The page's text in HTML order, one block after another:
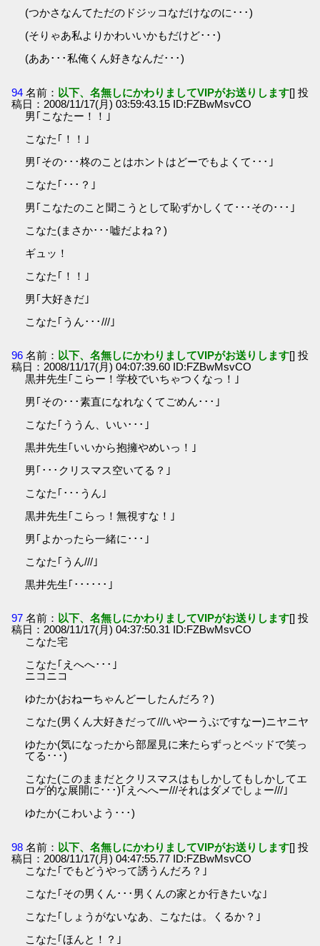
(つかさなんてただのドジッコなだけなのに･･･)
(そりゃあ私よりかわいいかもだけど･･･)
(ああ･･･私俺くん好きなんだ･･･)
94 名前： 以下、名無しにかわりましてVIPがお送りします[] 投
稿日：2008/11/17(月) 03:59:43.15 ID:FZBwMsvCO
男｢こなたー！！｣
こなた｢！！｣
男｢その･･･柊のことはホントはどーでもよくて･･･｣
こなた｢･･･？｣
男｢こなたのこと聞こうとして恥ずかしくて･･･その･･･｣
こなた(まさか･･･嘘だよね？)
ギュッ！
こなた｢！！｣
男｢大好きだ｣
こなた｢うん･･･///｣
96 名前： 以下、名無しにかわりましてVIPがお送りします[] 投
稿日：2008/11/17(月) 04:07:39.60 ID:FZBwMsvCO
黒井先生｢こらー！学校でいちゃつくなっ！｣
男｢その･･･素直になれなくてごめん･･･｣
こなた｢ううん、いい･･･｣
黒井先生｢いいから抱擁やめいっ！｣
男｢･･･クリスマス空いてる？｣
こなた｢･･･うん｣
黒井先生｢こらっ！無視すな！｣
男｢よかったら一緒に･･･｣
こなた｢うん///｣
黒井先生｢･･････｣
97 名前： 以下、名無しにかわりましてVIPがお送りします[] 投
稿日：2008/11/17(月) 04:37:50.31 ID:FZBwMsvCO
こなた宅
こなた｢えへへ･･･｣
ニコニコ
ゆたか(おねーちゃんどーしたんだろ？)
こなた(男くん大好きだって///いやーうぶですなー)ニヤニヤ
ゆたか(気になったから部屋見に来たらずっとベッドで笑っ
てる･･･)
こなた(このままだとクリスマスはもしかしてもしかしてエ
ロゲ的な展開に･･･)｢えへへー///それはダメでしょー///｣
ゆたか(こわいよう･･･)
98 名前： 以下、名無しにかわりましてVIPがお送りします[] 投
稿日：2008/11/17(月) 04:47:55.77 ID:FZBwMsvCO
こなた｢でもどうやって誘うんだろ？｣
こなた｢その男くん･･･男くんの家とか行きたいな｣
こなた｢しょうがないなあ、こなたは。くるか？｣
こなた｢ほんと！？｣